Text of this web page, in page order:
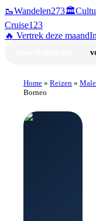
🥾Wandelen273🏛️
Cruise123
🔥 Vertrek deze maand
Home » Reizen »
Borneo